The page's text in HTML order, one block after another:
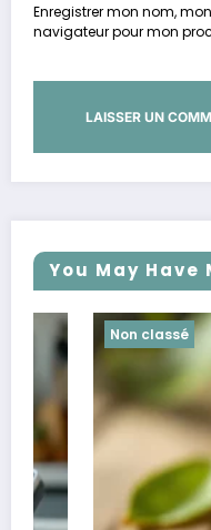
Enregistrer mon nom,
navigateur pour mon
You May Have
Non classé